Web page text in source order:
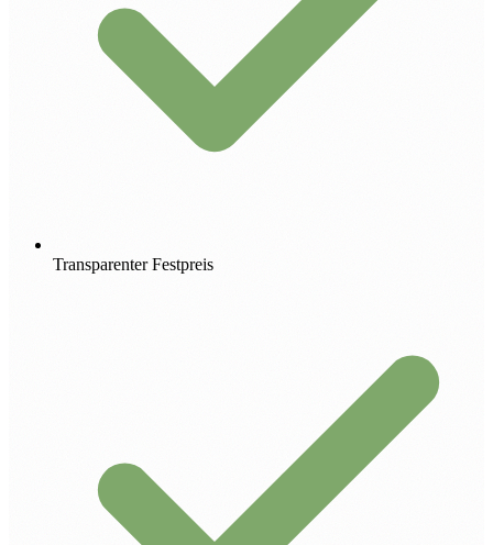
Transparenter Festpreis